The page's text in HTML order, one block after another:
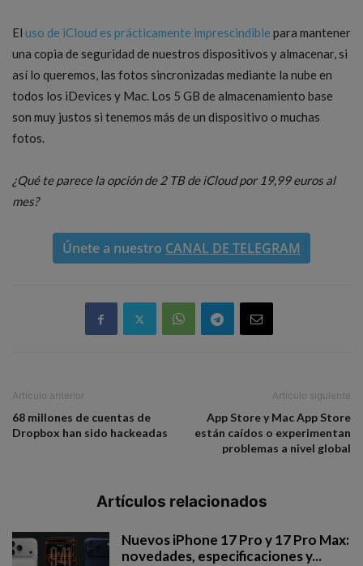
El uso de iCloud es prácticamente imprescindible para mantener
una copia de seguridad de nuestros dispositivos y almacenar, si
así lo queremos, las fotos sincronizadas mediante la nube en
todos los iDevices y Mac. Los 5 GB de almacenamiento base
son muy justos si tenemos más de un dispositivo o muchas
fotos.
¿Qué te parece la opción de 2 TB de iCloud por 19,99 euros al
mes?
Únete a nuestro CANAL DE TELEGRAM
Artículo anterior
68 millones de cuentas de
Dropbox han sido hackeadas
Artículo siguiente
App Store y Mac App Store
están caídos o experimentan
problemas a nivel global
Artículos relacionados
Nuevos iPhone 17 Pro y 17 Pro Max:
novedades, especificaciones y...